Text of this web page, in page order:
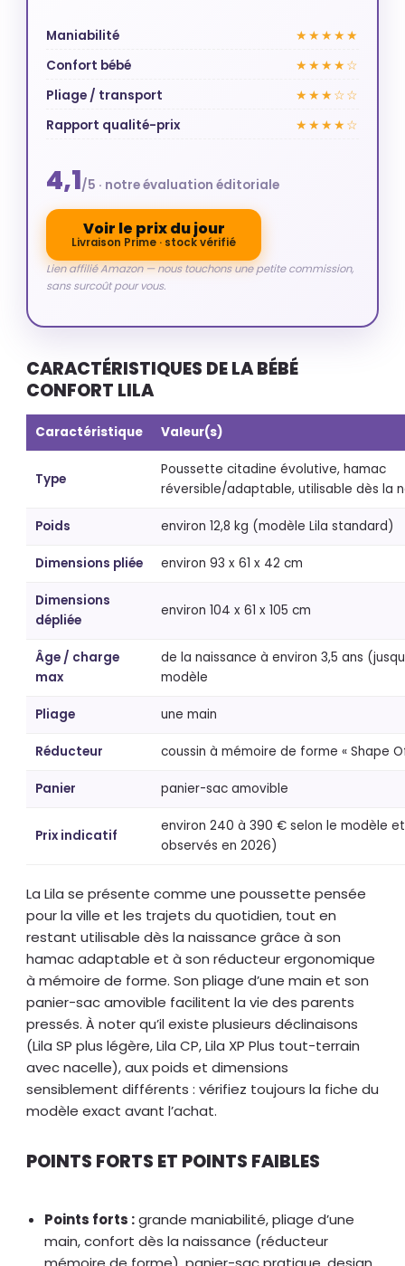
Maniabilité
★★★★★
Confort bébé
★★★★☆
Pliage / transport
★★★☆☆
Rapport qualité-prix
★★★★☆
4,1/5 · notre évaluation éditoriale
Voir le prix du jour
Livraison Prime · stock vérifié
Lien affilié Amazon — nous touchons une petite commission,
sans surcoût pour vous.
CARACTÉRISTIQUES DE LA BÉBÉ
CONFORT LILA
Caractéristique Valeur(s)
Type
Poussette citadine évolutive, hamac
réversible/adaptable, utilisable dès la
Poids environ 12,8 kg (modèle Lila standard)
Dimensions pliée environ 93 x 61 x 42 cm
Dimensions
dépliée
environ 104 x 61 x 105 cm
Âge / charge
max
de la naissance à environ 3,5 ans
modèle
Pliage une main
Réducteur coussin à mémoire de forme « Shape
Panier panier-sac amovible
Prix indicatif
environ 240 à 390 € selon le modèle
observés en 2026)
La Lila se présente comme une poussette pensée
pour la ville et les trajets du quotidien, tout en
restant utilisable dès la naissance grâce à son
hamac adaptable et à son réducteur ergonomique
à mémoire de forme. Son pliage d’une main et son
panier-sac amovible facilitent la vie des parents
pressés. À noter qu’il existe plusieurs déclinaisons
(Lila SP plus légère, Lila CP, Lila XP Plus tout-terrain
avec nacelle), aux poids et dimensions
sensiblement différents : vérifiez toujours la fiche du
modèle exact avant l’achat.
POINTS FORTS ET POINTS FAIBLES
Points forts :grande maniabilité, pliage d’une
main, confort dès la naissance (réducteur